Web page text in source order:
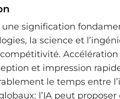
signification
la science et
Accélération
et impression
le temps entre
l’IA peut